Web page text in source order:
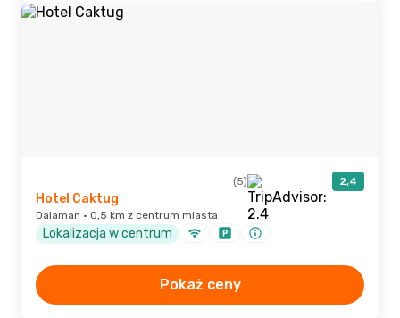
(5) 2,4
Hotel Caktug
Dalaman · 0,5 km z centrum miasta
Lokalizacja w centrum
Pokaż ceny